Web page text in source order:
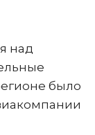
над
было